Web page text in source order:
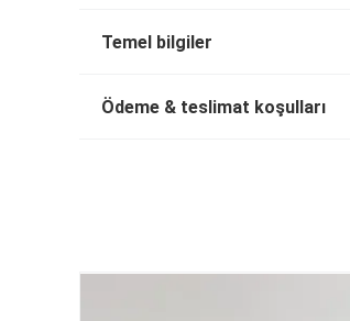
Temel bilgiler
Ödeme & teslimat koşulları